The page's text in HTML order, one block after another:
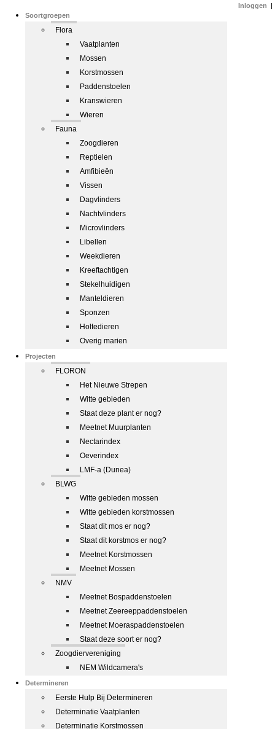
Soortgroepen
Flora
Vaatplanten
Mossen
Korstmossen
Paddenstoelen
Kranswieren
Wieren
Fauna
Zoogdieren
Reptielen
Amfibieën
Vissen
Dagvlinders
Nachtvlinders
Microvlinders
Libellen
Weekdieren
Kreeftachtigen
Stekelhuidigen
Manteldieren
Sponzen
Holtedieren
Overig marien
Projecten
FLORON
Het Nieuwe Strepen
Witte gebieden
Staat deze plant er nog?
Meetnet Muurplanten
Nectarindex
Oeverindex
LMF-a (Dunea)
BLWG
Witte gebieden mossen
Witte gebieden korstmossen
Staat dit mos er nog?
Staat dit korstmos er nog?
Meetnet Korstmossen
Meetnet Mossen
NMV
Meetnet Bospaddenstoelen
Meetnet Zeereeppaddenstoelen
Meetnet Moeraspaddenstoelen
Staat deze soort er nog?
Zoogdiervereniging
NEM Wildcamera's
Determineren
Eerste Hulp Bij Determineren
Determinatie Vaatplanten
Determinatie Korstmossen
Inloggen |